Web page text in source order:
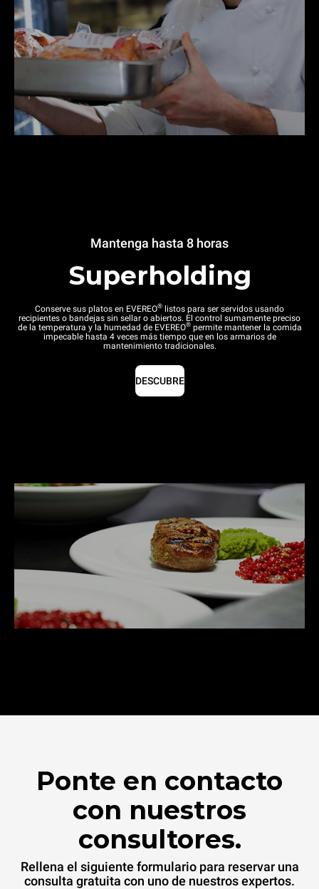
Mantenga hasta 8 horas
Superholding
Conserve sus platos en EVEREO® listos para ser servidos usando
recipientes o bandejas sin sellar o abiertos. El control sumamente preciso
de la temperatura y la humedad de EVEREO®permite mantener la comida
impecable hasta 4 veces más tiempo que en los armarios de
mantenimiento tradicionales.
DESCUBRE
Ponte en contacto
con nuestros
consultores.
Rellena el siguiente formulario para reservar una
consulta gratuita con uno de nuestros expertos.